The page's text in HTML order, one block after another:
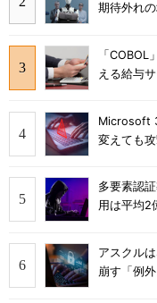
期待外れ
「
える給与
Microsoft
変えても
多要素認
用は平均2
アスクル
崩す「例